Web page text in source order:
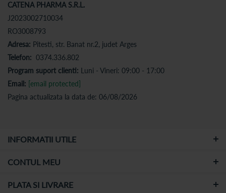
CATENA PHARMA S.R.L.
J2023002710034
RO3008793
Adresa: Pitesti, str. Banat nr.2, judet Arges
Telefon: 0374.336.802
Program suport clienti: Luni - Vineri: 09:00 - 17:00
Email: [email protected]
Pagina actualizata la data de: 06/08/2026
INFORMATII UTILE
CONTUL MEU
PLATA SI LIVRARE